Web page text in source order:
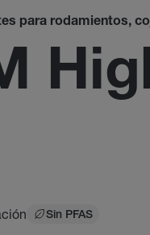
para rodamientos,
Sin PFAS